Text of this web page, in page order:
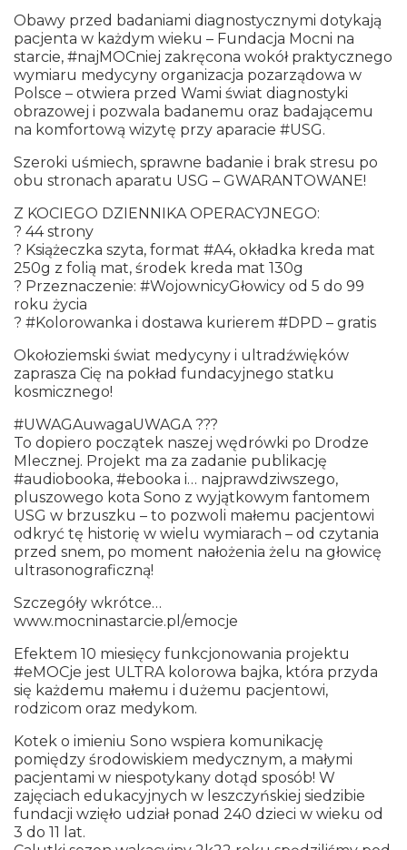
Obawy przed badaniami diagnostycznymi dotykają
pacjenta w każdym wieku – Fundacja Mocni na
starcie, #najMOCniej zakręcona wokół praktycznego
wymiaru medycyny organizacja pozarządowa w
Polsce – otwiera przed Wami świat diagnostyki
obrazowej i pozwala badanemu oraz badającemu
na komfortową wizytę przy aparacie #USG.
Szeroki uśmiech, sprawne badanie i brak stresu po
obu stronach aparatu USG – GWARANTOWANE!
Z KOCIEGO DZIENNIKA OPERACYJNEGO:
? 44 strony
? Książeczka szyta, format #A4, okładka kreda mat
250g z folią mat, środek kreda mat 130g
? Przeznaczenie: #WojownicyGłowicy od 5 do 99
roku życia
? #Kolorowanka i dostawa kurierem #DPD – gratis
Okołoziemski świat medycyny i ultradźwięków
zaprasza Cię na pokład fundacyjnego statku
kosmicznego!
#UWAGAuwagaUWAGA ???
To dopiero początek naszej wędrówki po Drodze
Mlecznej. Projekt ma za zadanie publikację
#audiobooka, #ebooka i… najprawdziwszego,
pluszowego kota Sono z wyjątkowym fantomem
USG w brzuszku – to pozwoli małemu pacjentowi
odkryć tę historię w wielu wymiarach – od czytania
przed snem, po moment nałożenia żelu na głowicę
ultrasonograficzną!
Szczegóły wkrótce…
www.mocninastarcie.pl/emocje
Efektem 10 miesięcy funkcjonowania projektu
#eMOCje jest ULTRA kolorowa bajka, która przyda
się każdemu małemu i dużemu pacjentowi,
rodzicom oraz medykom.
Kotek o imieniu Sono wspiera komunikację
pomiędzy środowiskiem medycznym, a małymi
pacjentami w niespotykany dotąd sposób! W
zajęciach edukacyjnych w leszczyńskiej siedzibie
fundacji wzięło udział ponad 240 dzieci w wieku od
3 do 11 lat.